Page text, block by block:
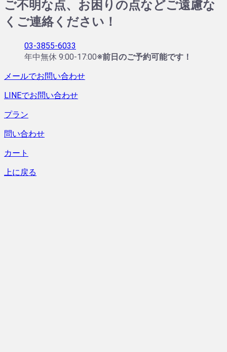
ご不明な点、お困りの点などご遠慮な
くご連絡ください！
03-3855-6033
年中無休 9:00-17:00※前日のご予約可能です！
メールでお問い合わせ
LINEでお問い合わせ
プラン
問い合わせ
カート
上に戻る